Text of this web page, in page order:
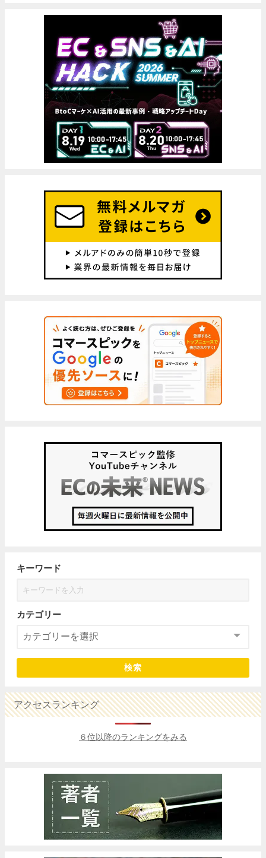
キーワード
カテゴリー
検索
アクセスランキング
６位以降のランキングをみる